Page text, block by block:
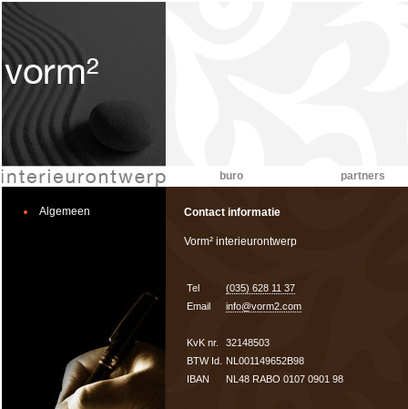
Algemeen
buro partners
Contact informatie
Vorm² interieurontwerp
Tel
(035) 628 11 37
Email
info@vorm2.com
KvK nr.
32148503
BTW Id.
NL001149652B98
IBAN
NL48 RABO 0107 0901 98